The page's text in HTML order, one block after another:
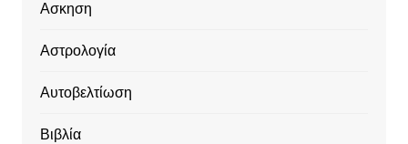
Ασκηση
Αστρολογία
Αυτοβελτίωση
Βιβλία